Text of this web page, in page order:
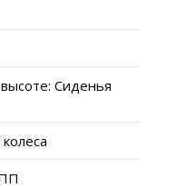
Сиденья